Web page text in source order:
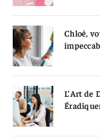
Chloé,
L’Art de